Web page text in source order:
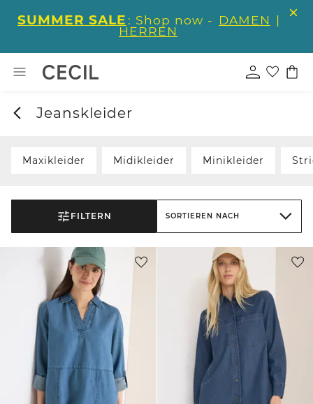
SUMMER SALE : Shop now - DAMEN |
HERREN
Jeanskleider
Maxikleider Midikleider Minikleider
FILTERN SORTIEREN NACH